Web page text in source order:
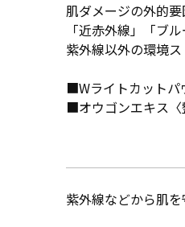
肌ダメージの外的要
「近赤外線」「ブ
紫外線以外の環境ス
■Wライトカットパ
■オウゴンエキス〈
紫外線などから肌